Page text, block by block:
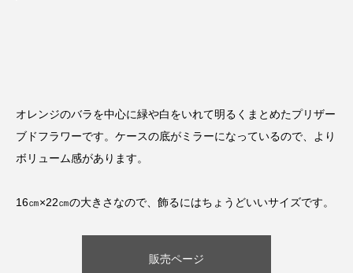
オレンジのバラを中心に緑や白をいれて明るくまとめたプリザー
ブドフラワーです。ケースの底がミラーになっているので、より
ボリューム感があります。
16㎝×22㎝の大きさなので、飾るにはちょうどいいサイズです。
販売ページ